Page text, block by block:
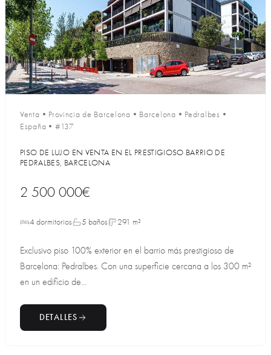
Venta • Provincia de Barcelona • Barcelona • Pedralbes •
España • #137
PISO DE LUJO EN VENTA EN EL PRESTIGIOSO BARRIO DE
PEDRALBES, BARCELONA
2 500 000€
4 dormitorios 5 baños 291 m²
Exclusivo piso 100% exterior en el barrio más prestigioso de
Barcelona: Pedralbes. Con una superficie cercana a los 300 m²
en un edificio de...
DETALLES